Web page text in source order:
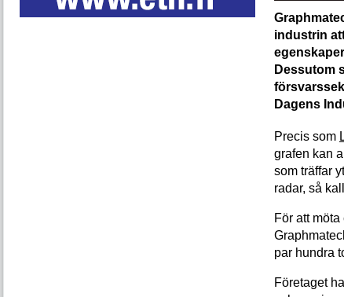
industrin
Dessutom
Dagens
Precis som
grafen kan
som träffar
radar, så
För att
par hundra
Företaget